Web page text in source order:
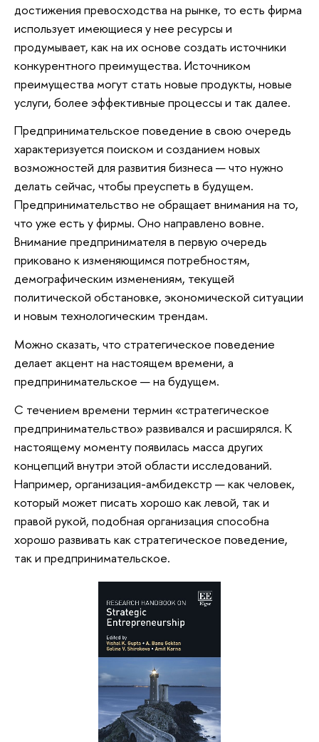
достижения превосходства на рынке, то есть фирма
использует имеющиеся у нее ресурсы и
продумывает, как на их основе создать источники
конкурентного преимущества. Источником
преимущества могут стать новые продукты, новые
услуги, более эффективные процессы и так далее.
Предпринимательское поведение в свою очередь
характеризуется поиском и созданием новых
возможностей для развития бизнеса — что нужно
делать сейчас, чтобы преуспеть в будущем.
Предпринимательство не обращает внимания на то,
что уже есть у фирмы. Оно направлено вовне.
Внимание предпринимателя в первую очередь
приковано к изменяющимся потребностям,
демографическим изменениям, текущей
политической обстановке, экономической ситуации
и новым технологическим трендам.
Можно сказать, что стратегическое поведение
делает акцент на настоящем времени, а
предпринимательское — на будущем.
С течением времени термин «стратегическое
предпринимательство‎» развивался и расширялся. К
настоящему моменту появилась масса других
концепций внутри этой области исследований.
Например, организация-амбидекстр — как человек,
который может писать хорошо как левой, так и
правой рукой, подобная организация способна
хорошо развивать как стратегическое поведение,
так и предпринимательское.